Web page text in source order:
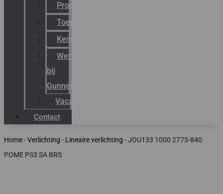
Productnieuws
Toepassingen
Kenniscentrum
Werken
bij
Gunneman
Vacatures
Contact
Home-Verlichting - Lineaire verlichting -JOU133 1000 2775-840
POME PS3 SA BRS